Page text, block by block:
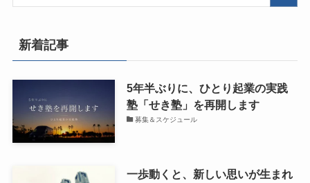
新着記事
5年半ぶりに、ひとり起業の実践
塾「せき塾」を再開します
募集＆スケジュール
一歩動くと、新しい思いが生まれ